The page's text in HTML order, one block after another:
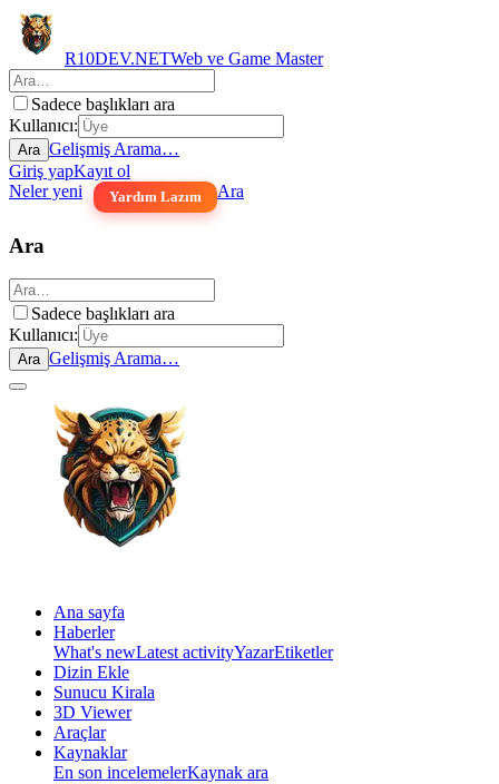
R10DEV.NETWeb ve Game Master
Sadece başlıkları ara
Kullanıcı:
Ara Gelişmiş Arama…
Giriş yapKayıt ol
Neler yeni
Yardım Lazım Ara
Ara
Sadece başlıkları ara
Kullanıcı:
Ara Gelişmiş Arama…
Ana sayfa
Haberler
What's newLatest activityYazarEtiketler
Dizin Ekle
Sunucu Kirala
3D Viewer
Araçlar
Kaynaklar
En son incelemelerKaynak ara